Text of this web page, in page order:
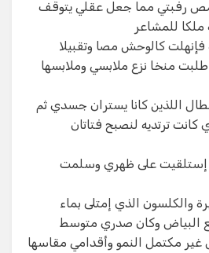
مص رفبتي مما جعل عقلي يتوقف
ملكا للمشاعر
كالوحش مصا وتقبيلا
طلبت منخا نزع ملابسي وملابسها
اللذين كانا يستران جسدي ثم
كانت ترتديه لنصبح فتاتان
إستلقيت على ظهري وسلمت
والكلسون الذي إمتلى بماء
البياض وكان صدري متوسط
مكتمل النمو وأقدامي مقاسها